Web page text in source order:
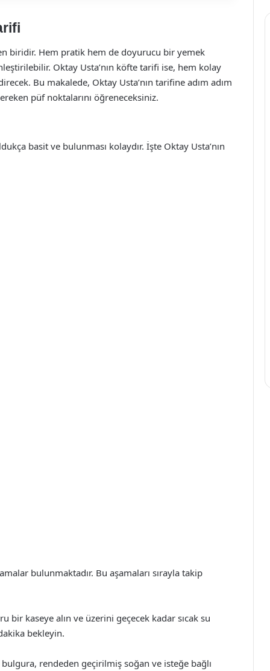
biridir. Hem pratik hem de doyurucu bir yemek
Oktay Usta’nın köfte tarifi ise, hem kolay
Bu makalede, Oktay Usta’nın tarifine adım adım
püf noktalarını öğreneceksiniz.
basit ve bulunması kolaydır. İşte Oktay Usta’nın
bulunmaktadır. Bu aşamaları sırayla takip
kaseye alın ve üzerini geçecek kadar sıcak su
bekleyin.
rendeden geçirilmiş soğan ve isteğe bağlı